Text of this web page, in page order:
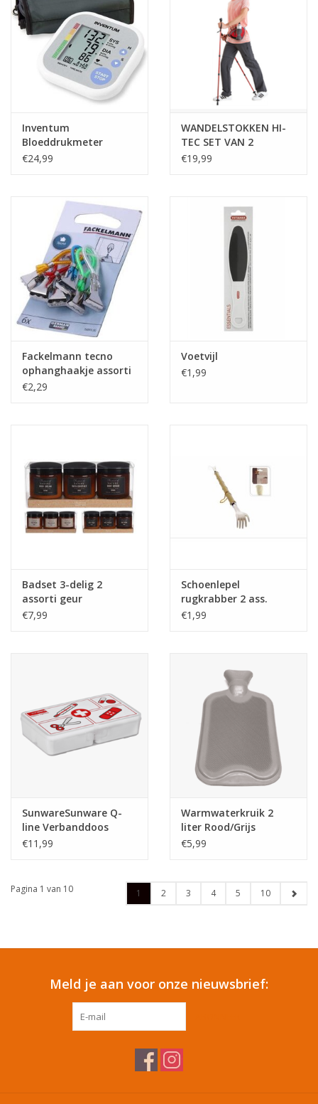
Koken
Weckpotten
Schoonmaken
Mepal
Cadeaubonnen
Toon alle producten
Inventum
Bloeddrukmeter
bovenarm
€24,99
WANDELSTOKKEN HI-
TEC SET VAN 2
€19,99
Fackelmann tecno
ophanghaakje assorti
6 stuks
€2,29
Voetvijl
€1,99
Badset 3-delig 2
assorti geur
€7,99
Schoenlepel
rugkrabber 2 ass.
€1,99
SunwareSunware Q-
line Verbanddoos
Mixed
€11,99
Warmwaterkruik 2
liter Rood/Grijs
€5,99
Pagina 1 van 10 1 2 3 4 5 10
Meld je aan voor onze nieuwsbrief: